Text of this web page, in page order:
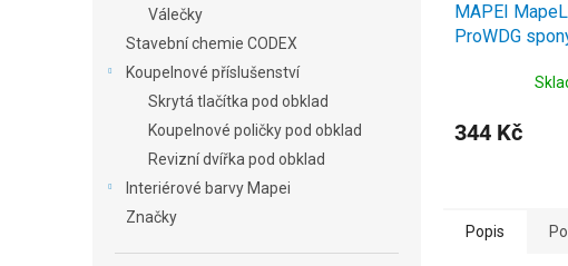
Válečky
Stavební chemie CODEX
Koupelnové příslušenství
Skrytá tlačítka pod obklad
Koupelnové poličky pod obklad
Revizní dvířka pod obklad
Interiérové barvy Mapei
Značky
MAPEI
ProWDG
344 Kč
Popis